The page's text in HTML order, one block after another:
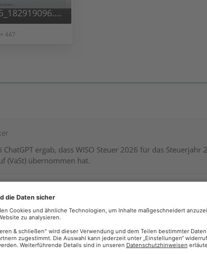
Bild_2026-07-05_182919096.png
447
ChatGPT ergab, dass WISO Steuer 2026 für das
(VaSt) übernommen hat.
nur auf die erteilten Freistellungsaufträge und die davon